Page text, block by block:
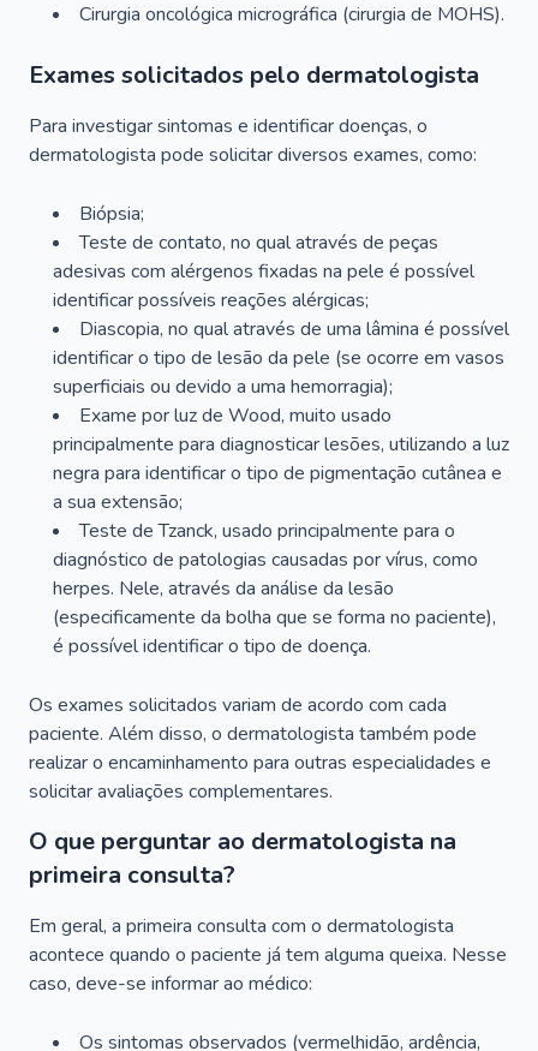
Cirurgia oncológica micrográfica (cirurgia de MOHS).
Exames solicitados pelo dermatologista
Para investigar sintomas e identificar doenças, o
dermatologista pode solicitar diversos exames, como:
Biópsia;
Teste de contato, no qual através de peças
adesivas com alérgenos fixadas na pele é possível
identificar possíveis reações alérgicas;
Diascopia, no qual através de uma lâmina é possível
identificar o tipo de lesão da pele (se ocorre em vasos
superficiais ou devido a uma hemorragia);
Exame por luz de Wood, muito usado
principalmente para diagnosticar lesões, utilizando a luz
negra para identificar o tipo de pigmentação cutânea e
a sua extensão;
Teste de Tzanck, usado principalmente para o
diagnóstico de patologias causadas por vírus, como
herpes. Nele, através da análise da lesão
(especificamente da bolha que se forma no paciente),
é possível identificar o tipo de doença.
Os exames solicitados variam de acordo com cada
paciente. Além disso, o dermatologista também pode
realizar o encaminhamento para outras especialidades e
solicitar avaliações complementares.
O que perguntar ao dermatologista na
primeira consulta?
Em geral, a primeira consulta com o dermatologista
acontece quando o paciente já tem alguma queixa. Nesse
caso, deve-se informar ao médico:
Os sintomas observados (vermelhidão, ardência,